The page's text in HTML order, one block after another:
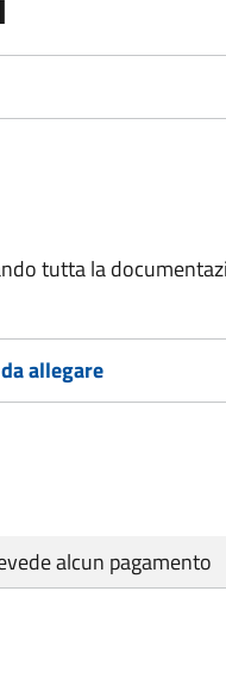
tutta la
allegare
alcun pagamento